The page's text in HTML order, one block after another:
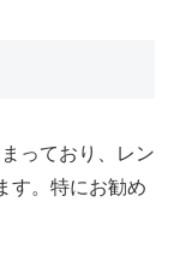
っており、レン
す。特にお勧め